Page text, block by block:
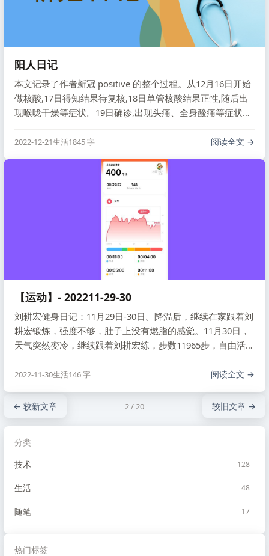
分类
技术
128
生活 48
随笔 17
热门标签
阳人日记
本文记录了作者新冠 positive 的整个过程。从12月16日开始
做核酸,17日得知结果待复核,18日单管核酸结果正性,随后出
现喉咙干燥等症状。19日确诊,出现头痛、全身酸痛等症状。
人送药相助才得以度过难关。23日老婆症状缓和。文末作者
2022-12-21生活1845 字 阅读全文
【运动】- 202211-29-30
刘耕宏健身日记：11月29日-30日。降温后，继续在家跟着刘
耕宏锻炼，强度不够，肚子上没有燃脂的感觉。11月30日，
天气突然变冷，继续跟着刘耕宏练，步数11965步，自由活动
2022-11-30生活146 字 阅读全文
← 较新文章 2 / 20 较旧文章 →